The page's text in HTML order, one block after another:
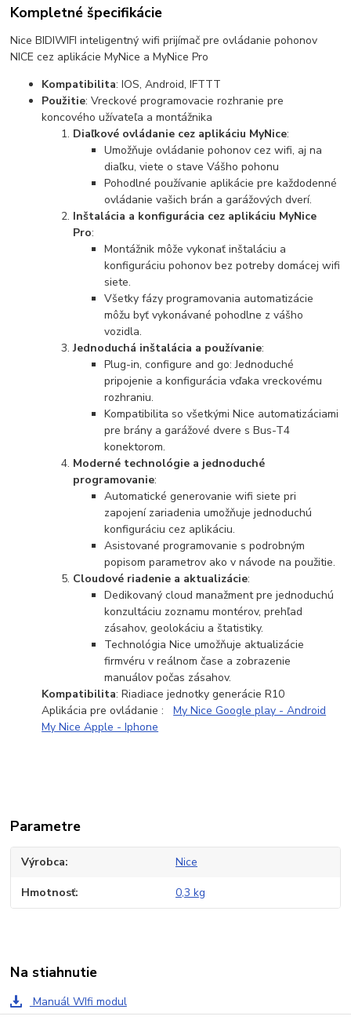
Kompletné špecifikácie
Nice BIDIWIFI inteligentný wifi prijímač pre ovládanie pohonov
NICE cez aplikácie MyNice a MyNice Pro
Kompatibilita: IOS, Android, IFTTT
Použitie: Vreckové programovacie rozhranie pre
koncového užívateľa a montážnika
Diaľkové ovládanie cez aplikáciu MyNice:
Umožňuje ovládanie pohonov cez wifi, aj na
diaľku, viete o stave Vášho pohonu
Pohodlné používanie aplikácie pre každodenné
ovládanie vašich brán a garážových dverí.
Inštalácia a konfigurácia cez aplikáciu MyNice
Pro:
Montážnik môže vykonať inštaláciu a
konfiguráciu pohonov bez potreby domácej wifi
siete.
Všetky fázy programovania automatizácie
môžu byť vykonávané pohodlne z vášho
vozidla.
Jednoduchá inštalácia a používanie:
Plug-in, configure and go: Jednoduché
pripojenie a konfigurácia vďaka vreckovému
rozhraniu.
Kompatibilita so všetkými Nice automatizáciami
pre brány a garážové dvere s Bus-T4
konektorom.
Moderné technológie a jednoduché
programovanie:
Automatické generovanie wifi siete pri
zapojení zariadenia umožňuje jednoduchú
konfiguráciu cez aplikáciu.
Asistované programovanie s podrobným
popisom parametrov ako v návode na použitie.
Cloudové riadenie a aktualizácie:
Dedikovaný cloud manažment pre jednoduchú
konzultáciu zoznamu montérov, prehľad
zásahov, geolokáciu a štatistiky.
Technológia Nice umožňuje aktualizácie
firmvéru v reálnom čase a zobrazenie
manuálov počas zásahov.
Kompatibilita: Riadiace jednotky generácie R10
Aplikácia pre ovládanie :My Nice Google play - Android
My Nice Apple - Iphone
Parametre
Výrobca Nice
Hmotnosť 0,3 kg
Na stiahnutie
Manuál WIfi modul